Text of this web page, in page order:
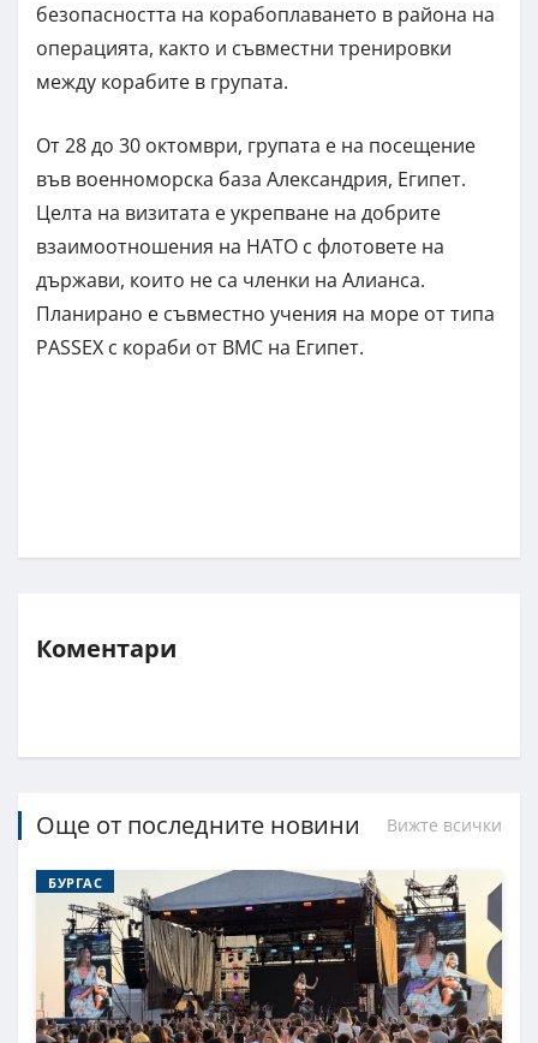
безопасността на корабоплаването в района на
операцията, както и съвместни тренировки
между корабите в групата.
От 28 до 30 октомври, групата е на посещение
във военноморска база Александрия, Египет.
Целта на визитата е укрепване на добрите
взаимоотношения на НАТО с флотовете на
държави, които не са членки на Алианса.
Планирано е съвместно учения на море от типа
PASSEX с кораби от ВМС на Египет.
Коментари
Още от последните новини Вижте всички
БУРГАС